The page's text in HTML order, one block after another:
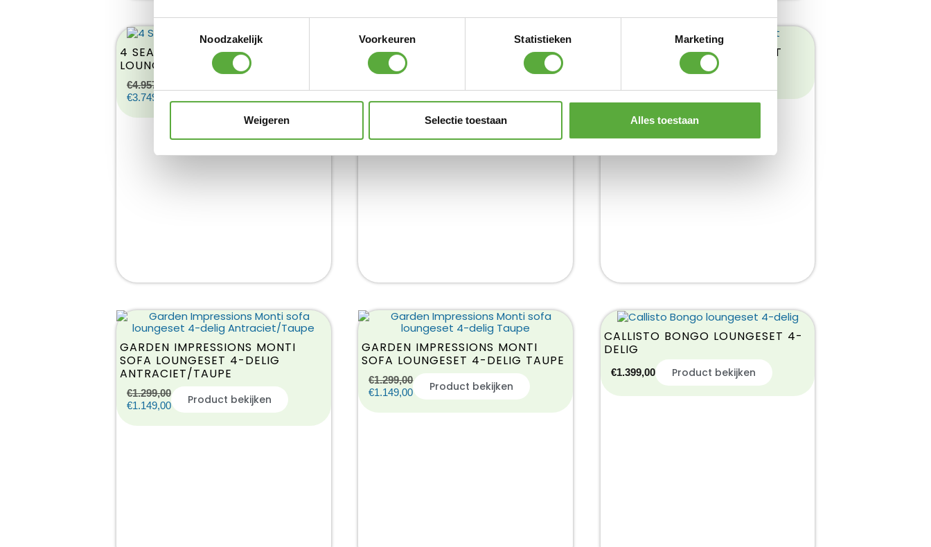
Toestemmingsselectie
Noodzakelijk
Voorkeuren Statistieken Marketing
Weigeren Selectie toestaan Alles toestaan
4 SEASONS OUTDOOR NORA
LOUNGESET
€4.957,00
€3.749,00 Product bekijken
CATALANA LOUNGESET CLOUD
€1.949,00
€
Product bekijken
YOI BANGO SOFA LOUNGESET
Product bekijken
GARDEN IMPRESSIONS MONTI
SOFA LOUNGESET 4-DELIG
ANTRACIET/TAUPE
€1.299,00
€1.149,00 Product bekijken
GARDEN IMPRESSIONS MONTI
SOFA LOUNGESET 4-DELIG TAUPE
€1.299,00
€1.149,00 Product bekijken
CALLISTO BONGO LOUNGESET 4-
DELIG
€1.399,00 Product bekijken